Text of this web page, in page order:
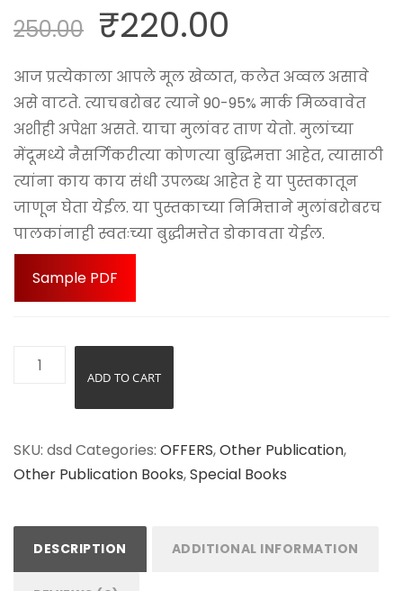
250.00 ₹220.00
आज प्रत्येकाला आपले मूल खेळात, कलेत अव्वल असावे
असे वाटते. त्याचबरोबर त्याने 90-95% मार्क मिळवावेत
अशीही अपेक्षा असते. याचा मुलांवर ताण येतो. मुलांच्या
मेंदूमध्ये नैसर्गिकरीत्या कोणत्या बुद्धिमत्ता आहेत, त्यासाठी
त्यांना काय काय संधी उपलब्ध आहेत हे या पुस्तकातून
जाणून घेता येईल. या पुस्तकाच्या निमित्ताने मुलांबरोबरच
पालकांनाही स्वतःच्या बुद्धीमत्तेत डोकावता येईल.
Sample PDF
Bahurangi
Buddhimatta
)
quantity
ADD TO CART
SKU: dsd Categories: OFFERS,Other Publication,
Other Publication Books,Special Books
DESCRIPTION ADDITIONAL INFORMATION